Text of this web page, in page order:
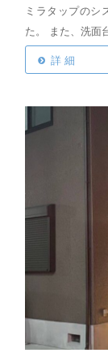
ミラタップのシ
た。
また、洗面
詳 細